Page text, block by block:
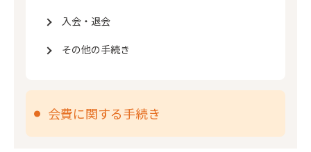
入会・退会
その他の手続き
会費に関する手続き